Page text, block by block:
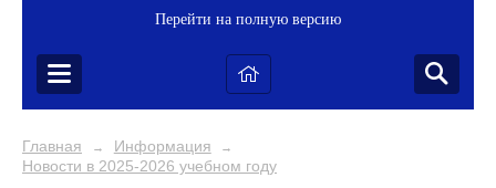
Перейти на полную версию
Главная → Информация →
Новости в 2025-2026 учебном году